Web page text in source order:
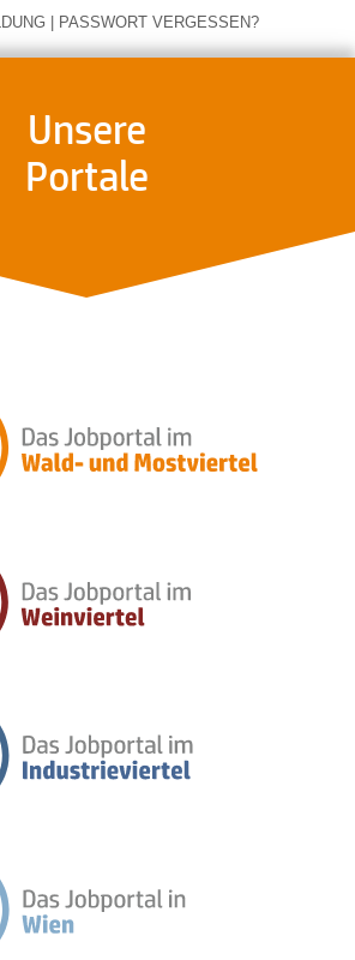
| PASSWORT VERGESSEN?
Unsere
Portale